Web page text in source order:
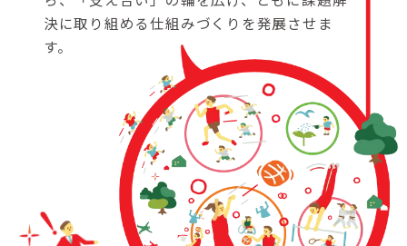
決に取り組める仕組みづくりを発展させま
す。